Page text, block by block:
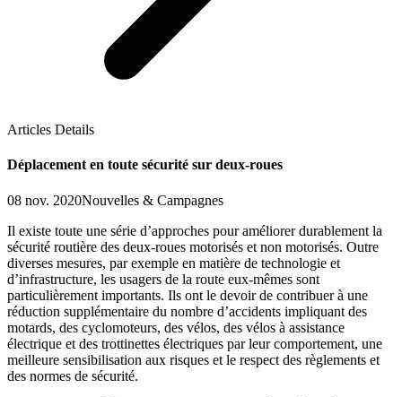
Articles Details
Déplacement en toute sécurité sur deux-roues
08 nov. 2020Nouvelles & Campagnes
Il existe toute une série d’approches pour améliorer durablement la
sécurité routière des deux-roues motorisés et non motorisés. Outre
diverses mesures, par exemple en matière de technologie et
d’infrastructure, les usagers de la route eux-mêmes sont
particulièrement importants. Ils ont le devoir de contribuer à une
réduction supplémentaire du nombre d’accidents impliquant des
motards, des cyclomoteurs, des vélos, des vélos à assistance
électrique et des trottinettes électriques par leur comportement, une
meilleure sensibilisation aux risques et le respect des règlements et
des normes de sécurité.